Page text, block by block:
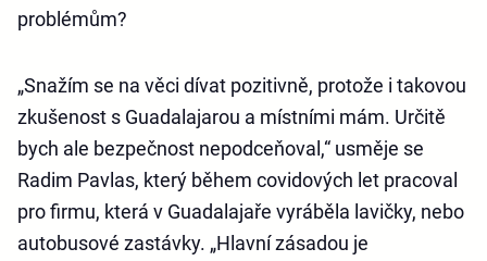
problémům?
„Snažím se na věci dívat pozitivně, protože i takovou
zkušenost s Guadalajarou a místními mám. Určitě
bych ale bezpečnost nepodceňoval,“ usměje se
Radim Pavlas, který během covidových let pracoval
pro firmu, která v Guadalajaře vyráběla lavičky, nebo
autobusové zastávky. „Hlavní zásadou je